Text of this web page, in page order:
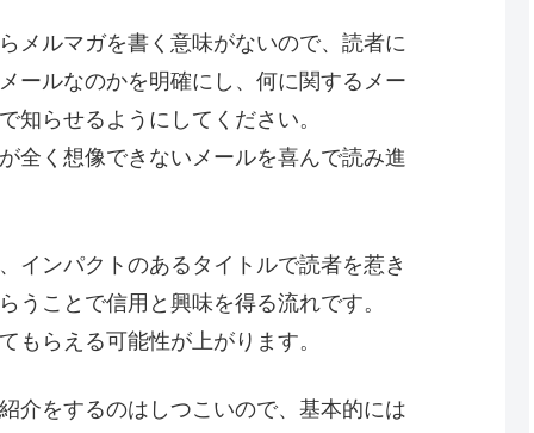
メルマガを書く意味がないので、読者に
ールなのかを明確にし、何に関するメー
知らせるようにしてください。
全く想像できないメールを喜んで読み進
インパクトのあるタイトルで読者を惹き
うことで信用と興味を得る流れです。
もらえる可能性が上がります。
介をするのはしつこいので、基本的には